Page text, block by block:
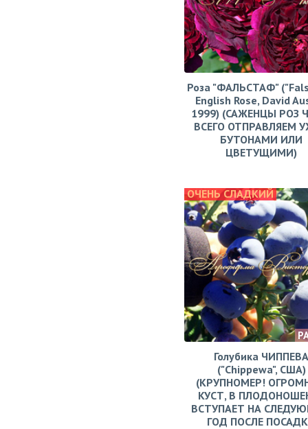
Роза "ФАЛЬСТАФ"
English Rose, David
1999) (САЖЕНЦЫ РОЗ
ВСЕГО ОТПРАВЛЯЕМ
БУТОНАМИ ИЛИ
ЦВЕТУЩИМИ)
ОЧЕНЬ СЛАДКИЙ
Голубика ЧИППЕВА
("Chippewa", США)
(КРУПНОМЕР!
КУСТ, В
ВСТУПАЕТ НА
ГОД ПОСЛЕ